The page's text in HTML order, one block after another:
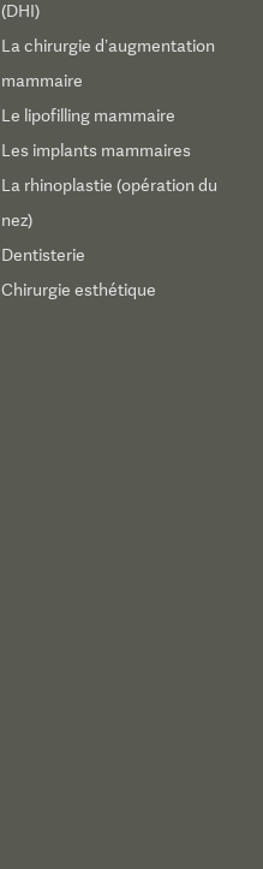
(DHI)
La chirurgie d’augmentation
mammaire
Le lipofilling mammaire
Les implants mammaires
La rhinoplastie (opération du
nez)
Dentisterie
Chirurgie esthétique